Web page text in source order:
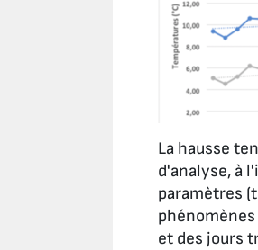
La hausse
d'analyse, à
paramètres
phénomènes
et des jours